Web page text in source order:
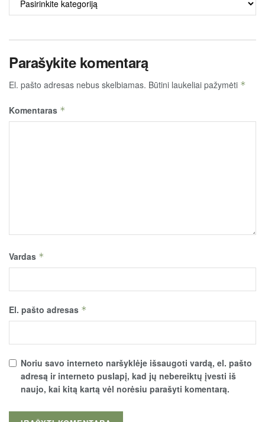
TURINYS
Parašykite komentarą
El. pašto adresas nebus skelbiamas. Būtini laukeliai pažymėti *
Komentaras *
Vardas *
El. pašto adresas *
Noriu savo interneto naršyklėje išsaugoti vardą, el. pašto
adresą ir interneto puslapį, kad jų nebereiktų įvesti iš
naujo, kai kitą kartą vėl norėsiu parašyti komentarą.